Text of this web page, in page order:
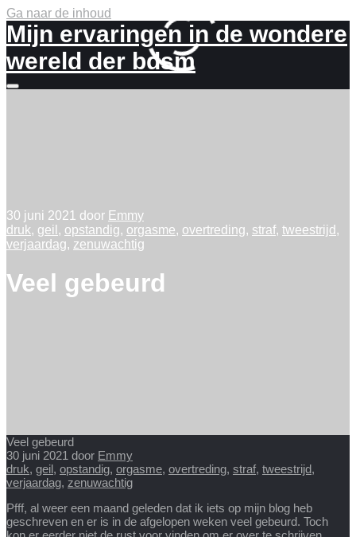
Ga naar de inhoud
Mijn ervaringen in de wondere
wereld der bdsm
Meer
30 juni 2021 door Emmy
druk, geil , opstandig, orgasme, overtreding, straf, tweestrijd ,
verjaardag, zenuwachtig
Veel gebeurd
Veel gebeurd
30 juni 2021 door Emmy
druk, geil, opstandig, orgasme, overtreding, straf, tweestrijd,
verjaardag, zenuwachtig
Pfff, al weer een maand geleden dat ik iets op mijn blog heb
geschreven en er is in de afgelopen weken veel gebeurd. Toch